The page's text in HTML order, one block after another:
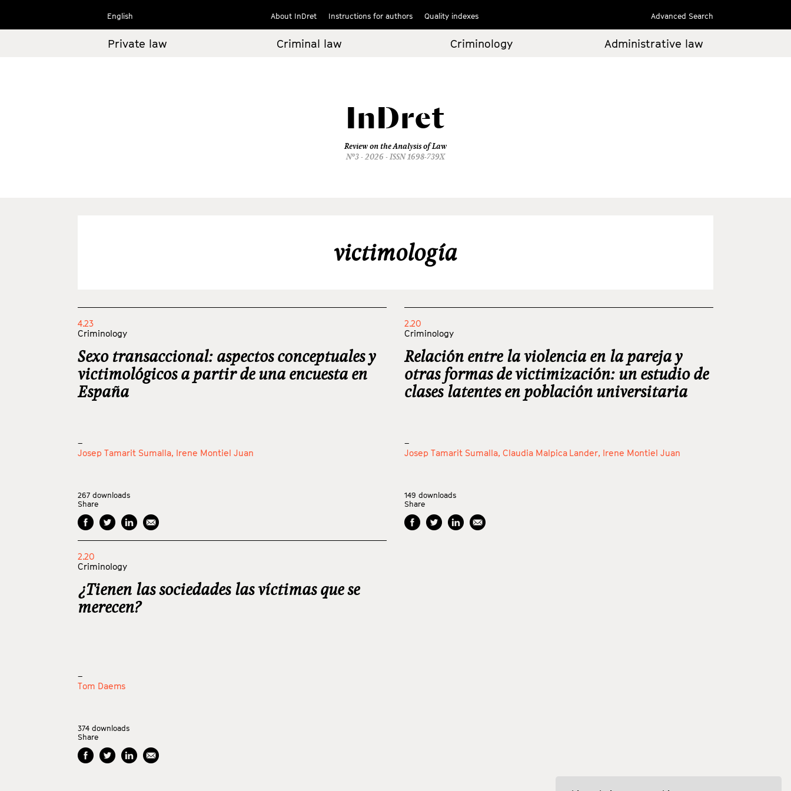
contenido
English About InDret Instructions for authors Quality indexes Advanced Search
Private law Criminal law Criminology Administrative law
InDret
Review on the Analysis of Law
Nº3 - 2026 - ISSN 1698-739X
victimología
4.23
Criminology
Sexo transaccional: aspectos conceptuales y
victimológicos a partir de una encuesta en
España
_
Josep Tamarit Sumalla, Irene Montiel Juan
267 downloads
Share
2.20
Criminology
Relación entre la violencia en la pareja y
otras formas de victimización: un estudio de
clases latentes en población universitaria
_
Josep Tamarit Sumalla, Claudia Malpica Lander, Irene Montiel Juan
149 downloads
Share
2.20
Criminology
¿Tienen las sociedades las víctimas que se
merecen?
_
Tom Daems
374 downloads
Share